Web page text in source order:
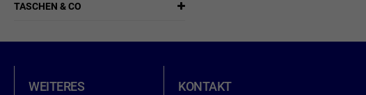
TASCHEN & CO
WEITERES KONTAKT